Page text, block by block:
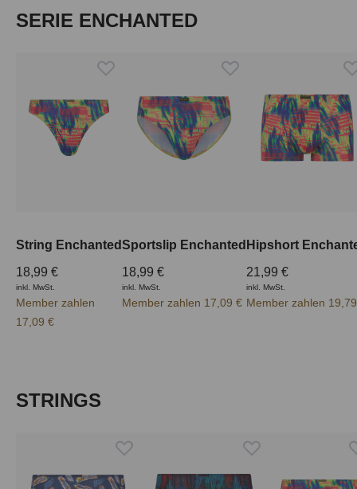
Produktgalerie überspringen
SERIE ENCHANTED
String Enchanted
18,99 €
inkl. MwSt.
Member zahlen
17,09 €
Sportslip Enchanted
18,99 €
inkl. MwSt.
Member zahlen 17,09 €
Hipshort
21,99 €
inkl. MwSt.
Member zahlen
Produktgalerie überspringen
STRINGS